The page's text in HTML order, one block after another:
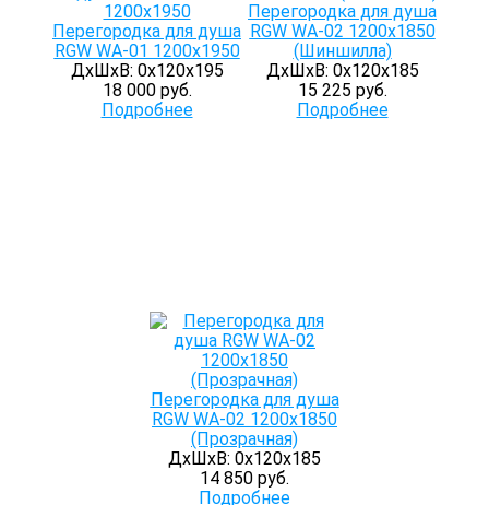
Перегородка для душа
RGW WA-01 1200x1950
ДхШхВ: 0х120х195
18 000 руб.
Подробнее
Перегородка для душа
RGW WA-02 1200x1850
(Шиншилла)
ДхШхВ: 0х120х185
15 225 руб.
Подробнее
Перегородка для душа
RGW WA-02 1200x1850
(Прозрачная)
ДхШхВ: 0х120х185
14 850 руб.
Подробнее